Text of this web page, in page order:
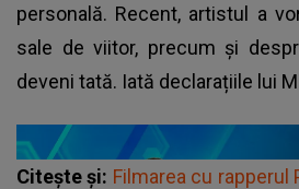
personală. Recent, artistul a
sale de viitor, precum și
deveni tată. Iată declarațiile lui
Citește și: Filmarea cu rapperul